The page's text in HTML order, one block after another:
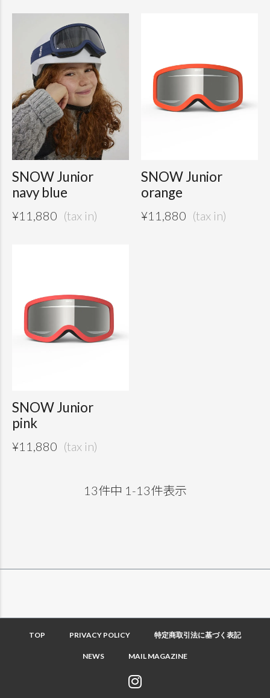
SNOW Junior
navy blue
¥11,880
SNOW Junior
orange
¥11,880
SNOW Junior
pink
¥11,880
13件中 1 -13件表示
TOP PRIVACY POLICY 特定商取引法に基づく表記
NEWS MAIL MAGAZINE